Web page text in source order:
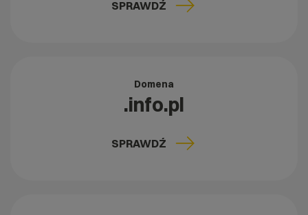
SPRAWDŹ
Domena
.info.pl
SPRAWDŹ